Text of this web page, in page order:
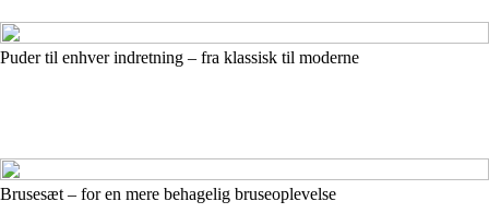
Puder til enhver indretning – fra klassisk til moderne
Brusesæt – for en mere behagelig bruseoplevelse